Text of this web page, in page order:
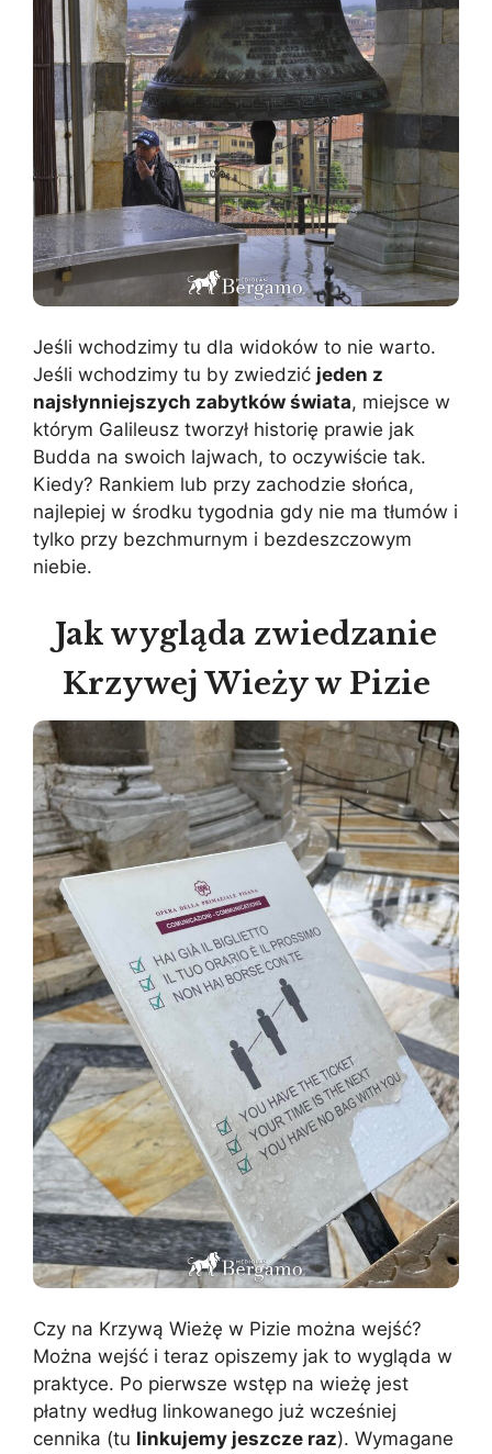
Jeśli wchodzimy tu dla widoków to nie warto.
Jeśli wchodzimy tu by zwiedzić jeden z
najsłynniejszych zabytków świata, miejsce w
którym Galileusz tworzył historię prawie jak
Budda na swoich lajwach, to oczywiście tak.
Kiedy? Rankiem lub przy zachodzie słońca,
najlepiej w środku tygodnia gdy nie ma tłumów i
tylko przy bezchmurnym i bezdeszczowym
niebie.
Jak wygląda zwiedzanie
Krzywej Wieży w Pizie
Czy na Krzywą Wieżę w Pizie można wejść?
Można wejść i teraz opiszemy jak to wygląda w
praktyce. Po pierwsze wstęp na wieżę jest
płatny według linkowanego już wcześniej
cennika (tu linkujemy jeszcze raz). Wymagane